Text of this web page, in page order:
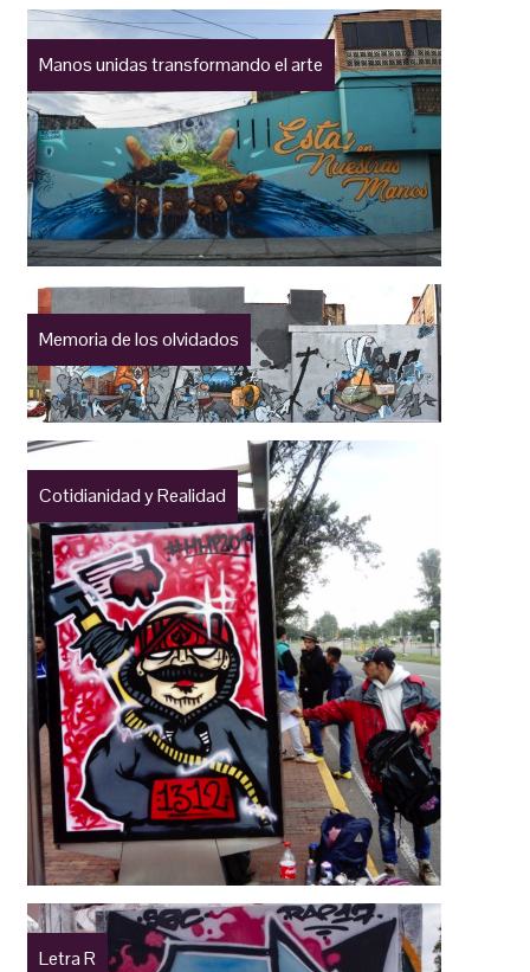
Manos unidas transformando el arte
Memoria de los olvidados
Cotidianidad y Realidad
Letra R